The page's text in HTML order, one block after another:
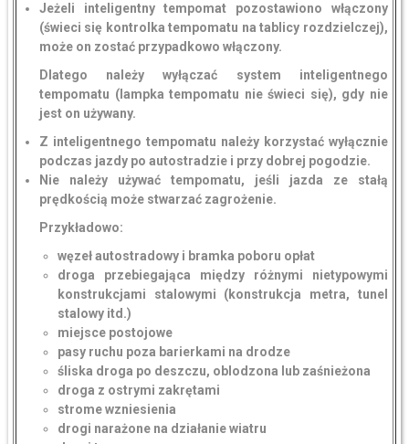
Jeżeli inteligentny tempomat pozostawiono włączony
(świeci się kontrolka tempomatu na tablicy rozdzielczej),
może on zostać przypadkowo włączony.
Dlatego należy wyłączać system inteligentnego
tempomatu (lampka tempomatu nie świeci się), gdy nie
jest on używany.
Z inteligentnego tempomatu należy korzystać wyłącznie
podczas jazdy po autostradzie i przy dobrej pogodzie.
Nie należy używać tempomatu, jeśli jazda ze stałą
prędkością może stwarzać zagrożenie.
Przykładowo:
węzeł autostradowy i bramka poboru opłat
droga przebiegająca między różnymi nietypowymi
konstrukcjami stalowymi (konstrukcja metra, tunel
stalowy itd.)
miejsce postojowe
pasy ruchu poza barierkami na drodze
śliska droga po deszczu, oblodzona lub zaśnieżona
droga z ostrymi zakrętami
strome wzniesienia
drogi narażone na działanie wiatru